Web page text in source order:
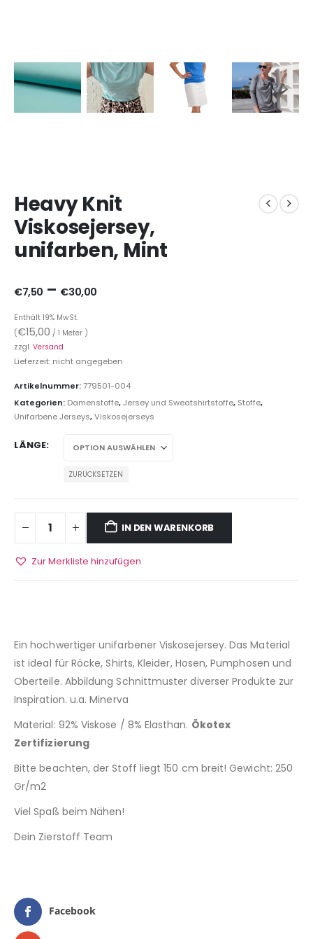
Heavy Knit
Viskosejersey,
unifarben, Mint
€7,50 – €30,00
Enthält 19% MwSt.
(€15,00 / 1 Meter )
zzgl. Versand
Lieferzeit: nicht angegeben
Artikelnummer:779501-004
Kategorien: Damenstoffe,Jersey und Sweatshirtstoffe, Stoffe,
Unifarbene Jerseys,Viskosejerseys
LÄNGE
ZURÜCKSETZEN
IN DEN WARENKORB
Zur Merkliste hinzufügen
Ein hochwertiger unifarbener Viskosejersey. Das Material
ist ideal für Röcke, Shirts, Kleider, Hosen, Pumphosen und
Oberteile. Abbildung Schnittmuster diverser Produkte zur
Inspiration. u.a. Minerva
Material: 92% Viskose / 8% Elasthan. Ökotex
Zertifizierung
Bitte beachten, der Stoff liegt 150 cm breit! Gewicht: 250
Gr/m2
Viel Spaß beim Nähen!
Dein Zierstoff Team
Facebook